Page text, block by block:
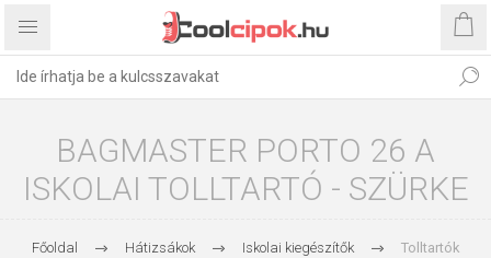
BAGMASTER PORTO 26 A
ISKOLAI TOLLTARTÓ - SZÜRKE
Főoldal Hátizsákok Iskolai kiegészítők Tolltartók